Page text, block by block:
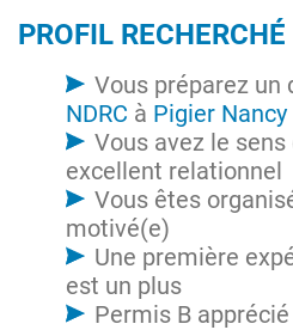
PROFIL RECHERCHÉ
Vous préparez un
NDRC à Pigier Nancy
Vous avez le
excellent relationnel
Vous êtes
motivé(e)
Une première
est un plus
Permis B apprécié